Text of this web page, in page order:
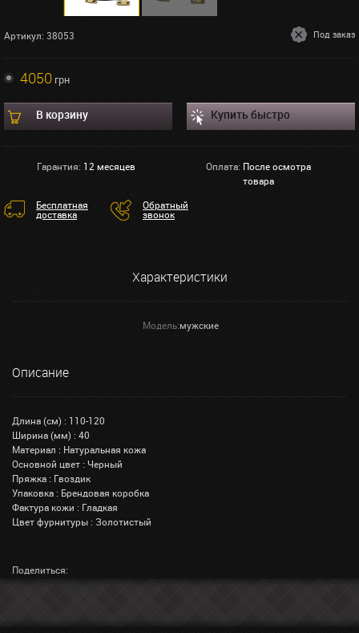
Артикул: 38053 Под заказ
4050грн
В корзину Купить быстро
Гарантия: 12 месяцев Оплата: После осмотра
товара
Бесплатная
доставка
Обратный
звонок
Характеристики
Модель:мужские
Описание
Длина (см) : 110-120
Ширина (мм) : 40
Материал : Натуральная кожа
Основной цвет : Черный
Пряжка : Гвоздик
Упаковка : Брендовая коробка
Фактура кожи : Гладкая
Цвет фурнитуры : Золотистый
Поделиться: